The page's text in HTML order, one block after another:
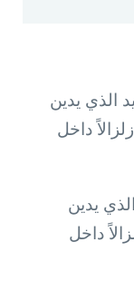
يدين
داخل